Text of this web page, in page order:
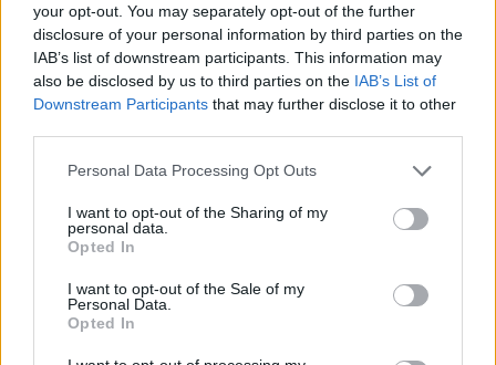
your opt-out. You may separately opt-out of the further
disclosure of your personal information by third parties on the
IAB’s list of downstream participants. This information may
also be disclosed by us to third parties on the IAB’s List of
Downstream Participants that may further disclose it to other
Please note that this website/app uses one or more Google
not limited to your visit or usage behaviour. You may click to
grant or deny consent to Google and its third-party tags to
use your data for below specified purposes in below Google
consent section.
Personal Data Processing Opt Outs
I want to opt-out of the Sharing of my
personal data.
Opted In
I want to opt-out of the Sale of my
Personal Data.
Opted In
A magyar válogatott hazai pályán küzd a szerbek, az oroszok és
a kazahok legjobbjaival; két csapat jut ki a játékokra.
2021.08.24